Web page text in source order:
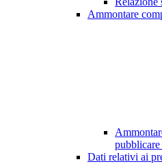
Ammontare
Dati relativi ai